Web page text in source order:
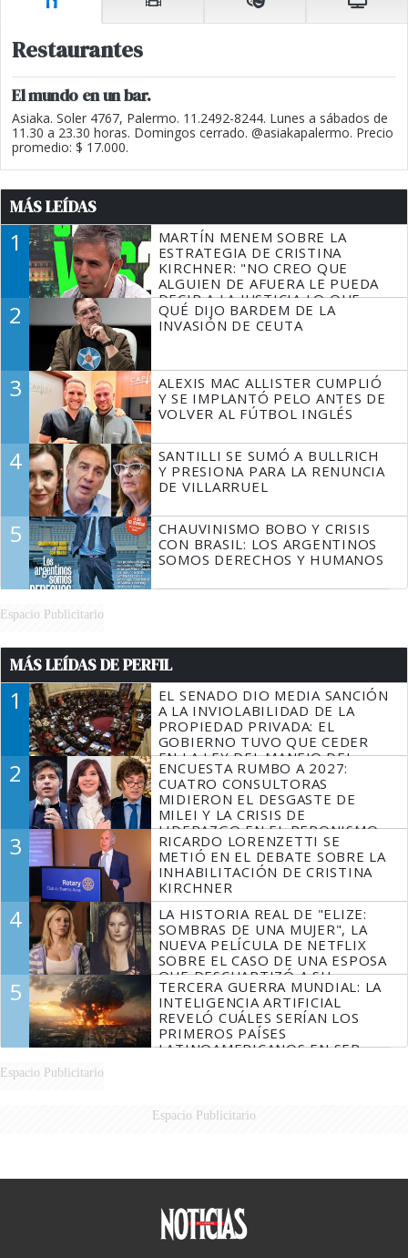
Restaurantes
El mundo en un bar.
Asiaka. Soler 4767, Palermo. 11.2492-8244. Lunes a sábados de
11.30 a 23.30 horas. Domingos cerrado. @asiakapalermo. Precio
promedio: $ 17.000.
MÁS LEÍDAS
1
MARTÍN MENEM SOBRE LA
ESTRATEGIA DE CRISTINA
KIRCHNER: "NO CREO QUE
ALGUIEN DE AFUERA LE PUEDA
DECIR A LA JUSTICIA LO QUE
TIENE QUE HACER"
2
QUÉ DIJO BARDEM DE LA
INVASIÓN DE CEUTA
3
ALEXIS MAC ALLISTER CUMPLIÓ
Y SE IMPLANTÓ PELO ANTES DE
VOLVER AL FÚTBOL INGLÉS
4
SANTILLI SE SUMÓ A BULLRICH
Y PRESIONA PARA LA RENUNCIA
DE VILLARRUEL
5
CHAUVINISMO BOBO Y CRISIS
CON BRASIL: LOS ARGENTINOS
SOMOS DERECHOS Y HUMANOS
Espacio Publicitario
MÁS LEÍDAS DE PERFIL
1
EL SENADO DIO MEDIA SANCIÓN
A LA INVIOLABILIDAD DE LA
PROPIEDAD PRIVADA: EL
GOBIERNO TUVO QUE CEDER
EN LA LEY DEL MANEJO DEL
FUEGO
2
ENCUESTA RUMBO A 2027:
CUATRO CONSULTORAS
MIDIERON EL DESGASTE DE
MILEI Y LA CRISIS DE
LIDERAZGO EN EL PERONISMO
3
RICARDO LORENZETTI SE
METIÓ EN EL DEBATE SOBRE LA
INHABILITACIÓN DE CRISTINA
KIRCHNER
4
LA HISTORIA REAL DE "ELIZE:
SOMBRAS DE UNA MUJER", LA
NUEVA PELÍCULA DE NETFLIX
SOBRE EL CASO DE UNA ESPOSA
QUE DESCUARTIZÓ A SU
MARIDO
5
TERCERA GUERRA MUNDIAL: LA
INTELIGENCIA ARTIFICIAL
REVELÓ CUÁLES SERÍAN LOS
PRIMEROS PAÍSES
LATINOAMERICANOS EN SER
Espacio Publicitario
Espacio Publicitario